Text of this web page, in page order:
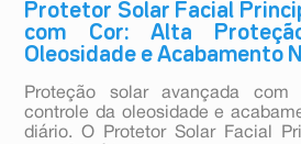
Protetor Solar Facial
com Cor: Alta
Oleosidade e Acabamento
Proteção solar avançada com
controle da oleosidade e
diário. O Protetor Solar Facial